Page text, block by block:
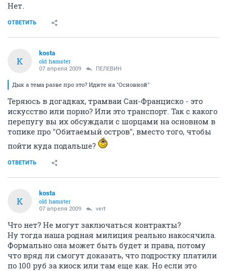
Нет.
ОТВЕТИТЬ
K
kosta
old hamster
07 апреля 2009 ПЕЛЕВИН
Дык а тема разве про это? Идите на "Основной"
Теряюсь в догадках, трамваи Сан-Франциско - это
искусство или порно? Или это транспорт. Так с какого
перепугу вы их обсуждали с шорцами на основном в
топике про "Обитаемый остров", вместо того, чтобы
пойти куда подальше?
ОТВЕТИТЬ
K
kosta
old hamster
07 апреля 2009 vert
Что нет? Не могут заключаться контракты?
Ну тогда наша родная милиция реально накосячила.
Формально она может быть будет и права, потому
что вряд ли смогут доказать, что подростку платили
по 100 руб за киоск или там еще как. Но если это